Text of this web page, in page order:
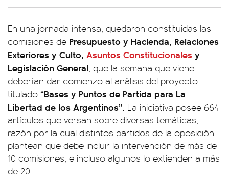
En una jornada intensa, quedaron constituidas las
comisiones de Presupuesto y Hacienda, Relaciones
Exteriores y Culto, Asuntos Constitucionales y
Legislación General, que la semana que viene
deberían dar comienzo al análisis del proyecto
titulado “Bases y Puntos de Partida para La
Libertad de los Argentinos”. La iniciativa posee 664
artículos que versan sobre diversas temáticas,
razón por la cual distintos partidos de la oposición
plantean que debe incluir la intervención de más de
10 comisiones, e incluso algunos lo extienden a más
de 20.